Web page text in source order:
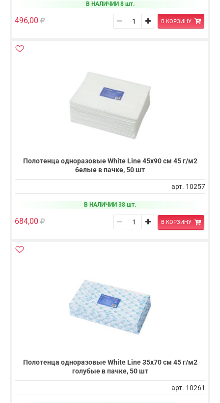
В НАЛИЧИИ 8 шт.
496,00 В КОРЗИНУ
Полотенца одноразовые White Line 45х90 см 45 г/м2
белые в пачке, 50 шт
арт. 10257
В НАЛИЧИИ 38 шт.
684,00 В КОРЗИНУ
Полотенца одноразовые White Line 35х70 см 45 г/м2
голубые в пачке, 50 шт
арт. 10261